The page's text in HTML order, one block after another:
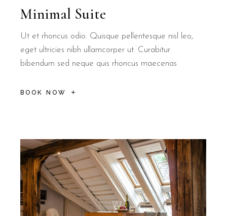
Minimal Suite
Ut et rhoncus odio. Quisque pellentesque nisl leo,
eget ultricies nibh ullamcorper ut. Curabitur
bibendum sed neque quis rhoncus maecenas
BOOK NOW